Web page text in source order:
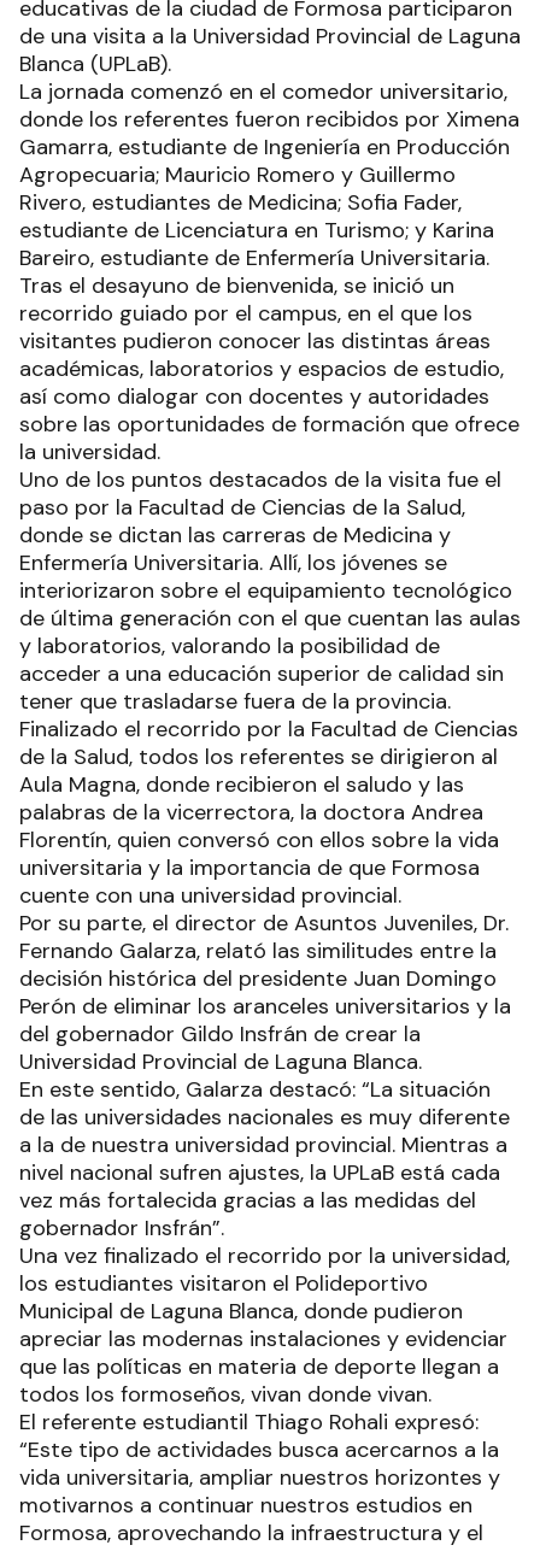
educativas de la ciudad de Formosa participaron
de una visita a la Universidad Provincial de Laguna
Blanca (UPLaB).
La jornada comenzó en el comedor universitario,
donde los referentes fueron recibidos por Ximena
Gamarra, estudiante de Ingeniería en Producción
Agropecuaria; Mauricio Romero y Guillermo
Rivero, estudiantes de Medicina; Sofia Fader,
estudiante de Licenciatura en Turismo; y Karina
Bareiro, estudiante de Enfermería Universitaria.
Tras el desayuno de bienvenida, se inició un
recorrido guiado por el campus, en el que los
visitantes pudieron conocer las distintas áreas
académicas, laboratorios y espacios de estudio,
así como dialogar con docentes y autoridades
sobre las oportunidades de formación que ofrece
la universidad.
Uno de los puntos destacados de la visita fue el
paso por la Facultad de Ciencias de la Salud,
donde se dictan las carreras de Medicina y
Enfermería Universitaria. Allí, los jóvenes se
interiorizaron sobre el equipamiento tecnológico
de última generación con el que cuentan las aulas
y laboratorios, valorando la posibilidad de
acceder a una educación superior de calidad sin
tener que trasladarse fuera de la provincia.
Finalizado el recorrido por la Facultad de Ciencias
de la Salud, todos los referentes se dirigieron al
Aula Magna, donde recibieron el saludo y las
palabras de la vicerrectora, la doctora Andrea
Florentín, quien conversó con ellos sobre la vida
universitaria y la importancia de que Formosa
cuente con una universidad provincial.
Por su parte, el director de Asuntos Juveniles, Dr.
Fernando Galarza, relató las similitudes entre la
decisión histórica del presidente Juan Domingo
Perón de eliminar los aranceles universitarios y la
del gobernador Gildo Insfrán de crear la
Universidad Provincial de Laguna Blanca.
En este sentido, Galarza destacó: “La situación
de las universidades nacionales es muy diferente
a la de nuestra universidad provincial. Mientras a
nivel nacional sufren ajustes, la UPLaB está cada
vez más fortalecida gracias a las medidas del
gobernador Insfrán”.
Una vez finalizado el recorrido por la universidad,
los estudiantes visitaron el Polideportivo
Municipal de Laguna Blanca, donde pudieron
apreciar las modernas instalaciones y evidenciar
que las políticas en materia de deporte llegan a
todos los formoseños, vivan donde vivan.
El referente estudiantil Thiago Rohali expresó:
“Este tipo de actividades busca acercarnos a la
vida universitaria, ampliar nuestros horizontes y
motivarnos a continuar nuestros estudios en
Formosa, aprovechando la infraestructura y el